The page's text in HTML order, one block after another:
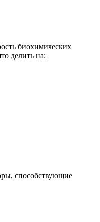
биохимических
делить на:
способствующие